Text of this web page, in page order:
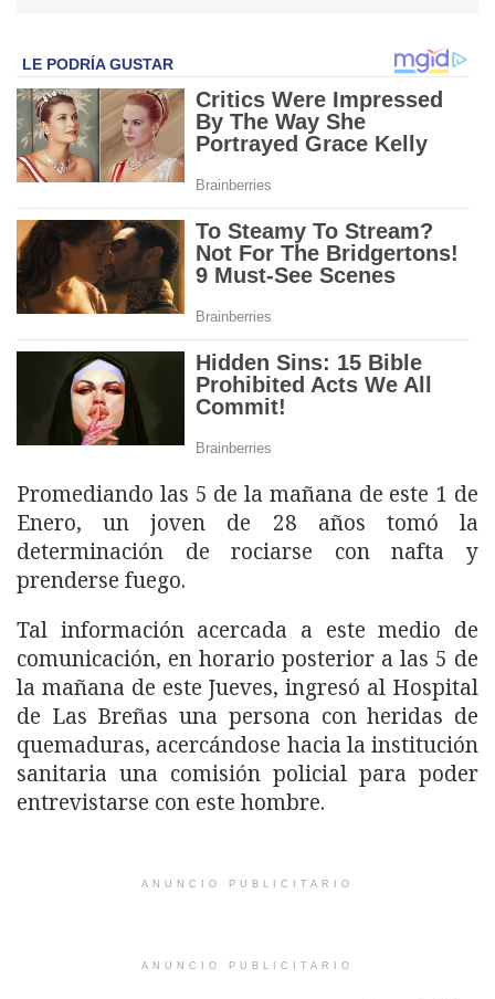
Promediando las 5 de la mañana de este 1 de
Enero, un joven de 28 años tomó la
determinación de rociarse con nafta y
prenderse fuego.
Tal información acercada a este medio de
comunicación, en horario posterior a las 5 de
la mañana de este Jueves, ingresó al Hospital
de Las Breñas una persona con heridas de
quemaduras, acercándose hacia la institución
sanitaria una comisión policial para poder
entrevistarse con este hombre.
ANUNCIO PUBLICITARIO
ANUNCIO PUBLICITARIO